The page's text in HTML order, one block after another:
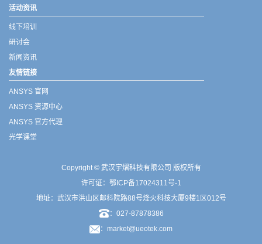
活动资讯
线下培训
研讨会
新闻资讯
友情链接
ANSYS 官网
ANSYS 资源中心
ANSYS 官方代理
光学课堂
Copyright © 武汉宇熠科技有限公司 版权所有
许可证： 鄂ICP备17024311号-1
地址：武汉市洪山区邮科院路88号烽火科技大厦9楼1区012号
：027-87878386
：market@ueotek.com